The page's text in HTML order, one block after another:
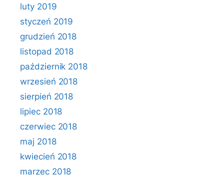
luty 2019
styczeń 2019
grudzień 2018
listopad 2018
październik 2018
wrzesień 2018
sierpień 2018
lipiec 2018
czerwiec 2018
maj 2018
kwiecień 2018
marzec 2018